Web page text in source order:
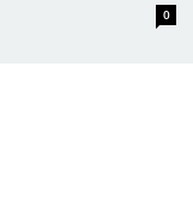
0